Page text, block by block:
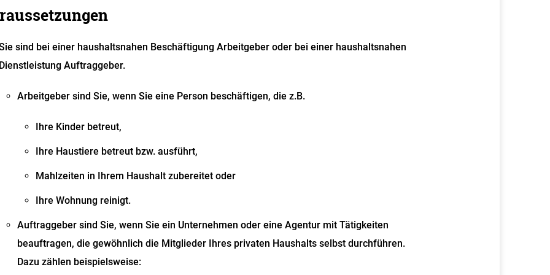
sind bei einer haushaltsnahen Beschäftigung Arbeitgeber oder bei einer haushaltsnahen
Auftraggeber.
Arbeitgeber sind Sie, wenn Sie eine Person beschäftigen, die z.B.
Ihre Kinder betreut,
Ihre Haustiere betreut bzw. ausführt,
Mahlzeiten in Ihrem Haushalt zubereitet oder
Ihre Wohnung reinigt.
Auftraggeber sind Sie, wenn Sie ein Unternehmen oder eine Agentur mit Tätigkeiten
beauftragen, die gewöhnlich die Mitglieder Ihres privaten Haushalts selbst durchführen.
Dazu zählen beispielsweise: